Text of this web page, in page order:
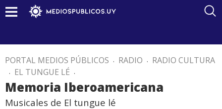
PORTAL MEDIOS PÚBLICOS . RADIO . RADIO CULTURA
. EL TUNGUE LÉ .
Memoria Iberoamericana
Musicales de El tungue lé